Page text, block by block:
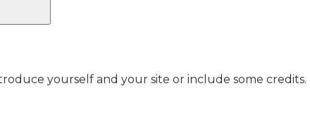
yourself and your site or include some credits.